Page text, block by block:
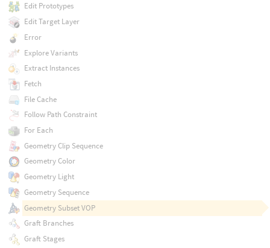
Edit Prototypes
Edit Target Layer
Error
Explore Variants
Extract Instances
Fetch
File Cache
Follow Path Constraint
For Each
Geometry Clip Sequence
Geometry Color
Geometry Light
Geometry Sequence
Geometry Subset VOP
Graft Branches
Graft Stages